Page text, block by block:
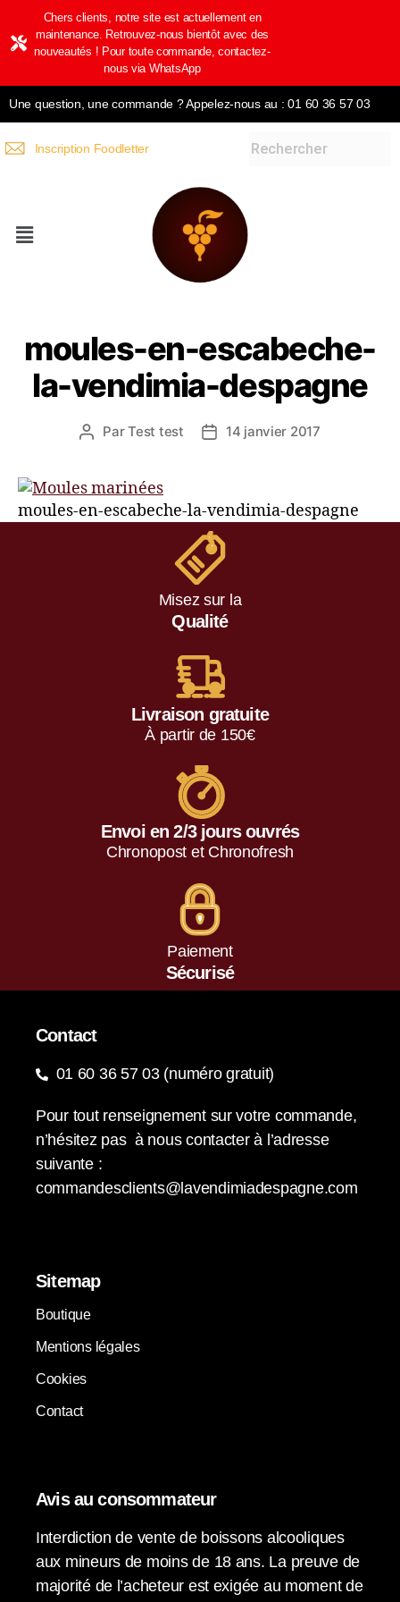
Chers clients, notre site est actuellement en
maintenance. Retrouvez-nous bientôt avec des
nouveautés ! Pour toute commande, contactez-
nous via WhatsApp
Une question, une commande ? Appelez-nous au : 01 60 36 57 03
Inscription Foodletter
moules-en-escabeche-
la-vendimia-despagne
ParTest test 14 janvier 2017
moules-en-escabeche-la-vendimia-despagne
Misez sur la
Qualité
Livraison gratuite
À partir de 150€
Envoi en 2/3 jours ouvrés
Chronopost et Chronofresh
Paiement
Sécurisé
Contact
01 60 36 57 03 (numéro gratuit)
Pour tout renseignement sur votre commande,
n’hésitez pas à nous contacter à l’adresse
suivante :
commandesclients@lavendimiadespagne.com
Sitemap
Boutique
Mentions légales
Cookies
Contact
Avis au consommateur
Interdiction de vente de boissons alcooliques
aux mineurs de moins de 18 ans. La preuve de
majorité de l’acheteur est exigée au moment de